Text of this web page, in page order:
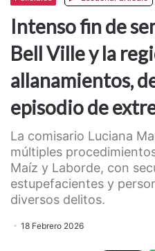
Intenso fin de
Bell Ville y la
allanamientos,
episodio de
La comisario Luciana
múltiples
Maíz y Laborde, con
estupefacientes y
diversos delitos.
18 Febrero 2026